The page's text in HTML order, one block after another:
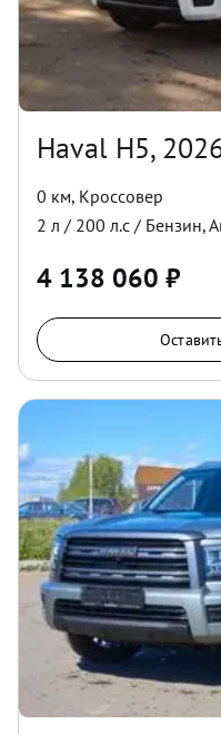
Haval H5,
0 км, Кроссовер
2 л / 200 л.с / Бензин,
4 138 060 ₽